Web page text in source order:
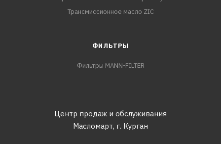
Трансмиссионное масло ZIC
ФИЛЬТРЫ
Фильтры MANN-FILTER
Центр продаж и обслуживания
Масломарт, г. Курган